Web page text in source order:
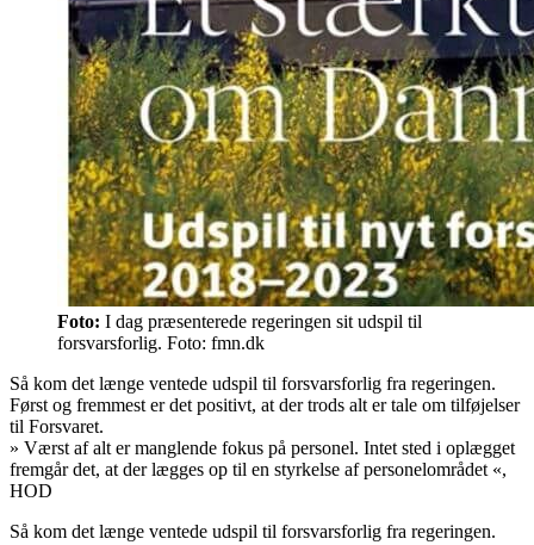
Foto: I dag præsenterede regeringen sit udspil til
forsvarsforlig. Foto: fmn.dk
Så kom det længe ventede udspil til forsvarsforlig fra regeringen.
Først og fremmest er det positivt, at der trods alt er tale om tilføjelser
til Forsvaret.
» Værst af alt er manglende fokus på personel. Intet sted i oplægget
fremgår det, at der lægges op til en styrkelse af personelområdet «,
HOD
Så kom det længe ventede udspil til forsvarsforlig fra regeringen.